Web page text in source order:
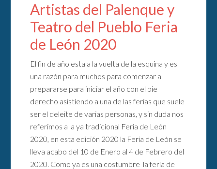
Artistas del Palenque y
Teatro del Pueblo Feria
de León 2020
El fin de año esta a la vuelta de la esquina y es
una razón para muchos para comenzar a
prepararse para iniciar el año con el pie
derecho asistiendo a una de las ferias que suele
ser el deleite de varias personas, y sin duda nos
referimos a la ya tradicional Feria de León
2020, en esta edición 2020 la Feria de León se
lleva acabo del 10 de Enero al 4 de Febrero del
2020. Como ya es una costumbre la feria de